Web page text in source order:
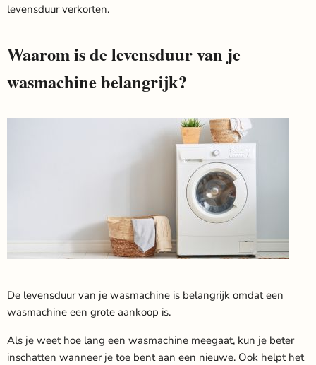
levensduur verkorten.
Waarom is de levensduur van je
wasmachine belangrijk?
De levensduur van je wasmachine is belangrijk omdat een
wasmachine een grote aankoop is.
Als je weet hoe lang een wasmachine meegaat, kun je beter
inschatten wanneer je toe bent aan een nieuwe. Ook helpt het